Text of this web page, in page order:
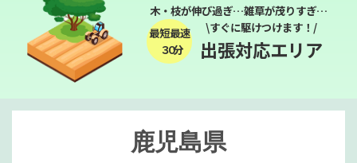
木・枝が伸び過ぎ…雑草が茂りすぎ…
最短最速
３０分
\すぐに駆けつけます！/
出張対応エリア
鹿児島県